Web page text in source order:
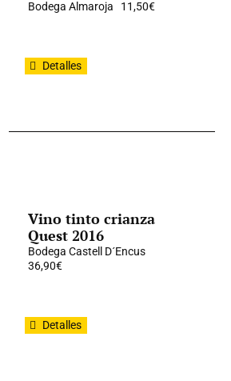
Bodega Almaroja 11,50€
Detalles
Vino tinto crianza
Quest 2016
Bodega Castell D´Encus
36,90€
Detalles